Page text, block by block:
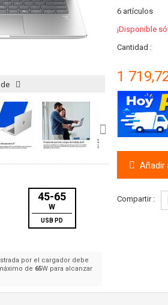
45-65
W
USB PD
por el cargador debe
de 65W para alcanzar
6 artículos
¡Disponible
Cantidad :
1
Añadir
Compartir :